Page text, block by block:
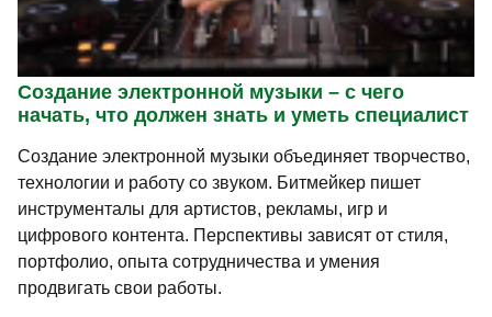
Создание электронной музыки – с чего
начать, что должен знать и уметь специалист
Создание электронной музыки объединяет творчество,
технологии и работу со звуком. Битмейкер пишет
инструменталы для артистов, рекламы, игр и
цифрового контента. Перспективы зависят от стиля,
портфолио, опыта сотрудничества и умения
продвигать свои работы.